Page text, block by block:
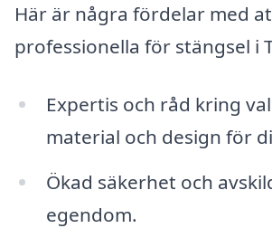
Här är några fördelar med
professionella för stängsel i
Expertis och råd kring
material och design för
Ökad säkerhet och
egendom.